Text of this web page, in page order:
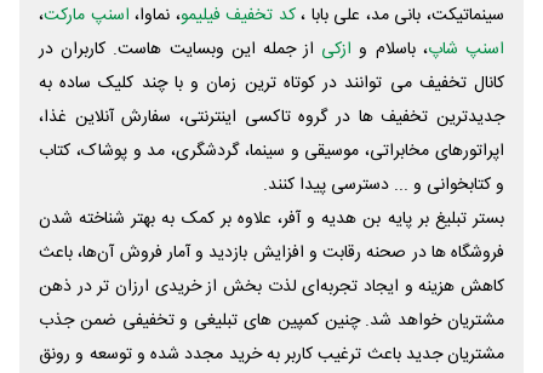
سینماتیکت، بانی مد، علی‌ بابا ،کد تخفیف فیلیمو، نماوا، اسنپ مارکت،
اسنپ شاپ، باسلام و ازکی از جمله این وبسایت ‌هاست. کاربران در
کانال تخفیف می توانند در کوتاه ترین زمان و با چند کلیک ساده به
جدیدترین تخفیف ها در گروه تاکسی اینترنتی، سفارش آنلاین غذا،
اپراتورهای مخابراتی، موسیقی و سینما، گردشگری، مد و پوشاک، کتاب
و کتابخوانی و ... دسترسی پیدا کنند.
بستر تبلیغ بر پایه بن هدیه و آفر، علاوه بر کمک به بهتر شناخته شدن
فروشگاه ها در صحنه رقابت و افزایش بازدید و آمار فروش آن‌ها، باعث
کاهش هزینه و ایجاد تجربه‌ای لذت بخش از خریدی ارزان تر در ذهن
مشتریان خواهد شد. چنین کمپین های تبلیغی و تخفیفی ضمن جذب
مشتریان جدید باعث ترغیب کاربر به خرید مجدد شده و توسعه و رونق